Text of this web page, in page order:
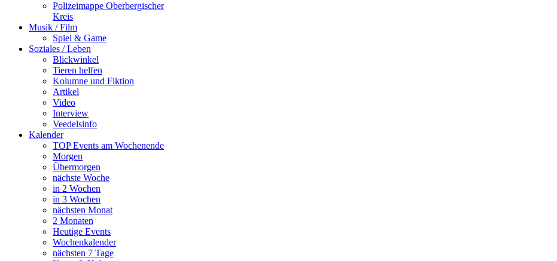
Polizeimappe Oberbergischer
Kreis
Musik / Film
Spiel & Game
Soziales / Leben
Blickwinkel
Tieren helfen
Kolumne und Fiktion
Artikel
Video
Interview
Veedelsinfo
Kalender
TOP Events am Wochenende
Morgen
Übermorgen
nächste Woche
in 2 Wochen
in 3 Wochen
nächsten Monat
2 Monaten
Heutige Events
Wochenkalender
nächsten 7 Tage